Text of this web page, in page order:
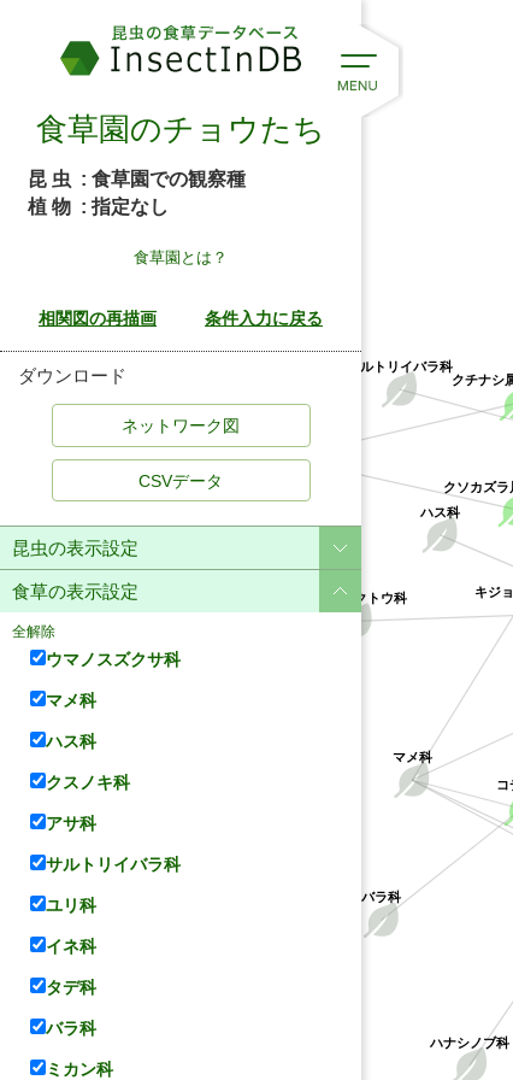
マメ科
ハス科
サルトリイバラ科
バラ科
コ
ハナシノブ科
クチナシ
クソカズ
キョウチクトウ科 キジ
食草園のチョウたち
昆 虫 : 食草園での観察種
植 物 : 指定なし
食草園とは？
ダウンロード
CSVデータ
昆虫の表示設定
食草の表示設定
全解除
ウマノスズクサ科
マメ科
ハス科
クスノキ科
アサ科
サルトリイバラ科
ユリ科
イネ科
タデ科
バラ科
ミカン科